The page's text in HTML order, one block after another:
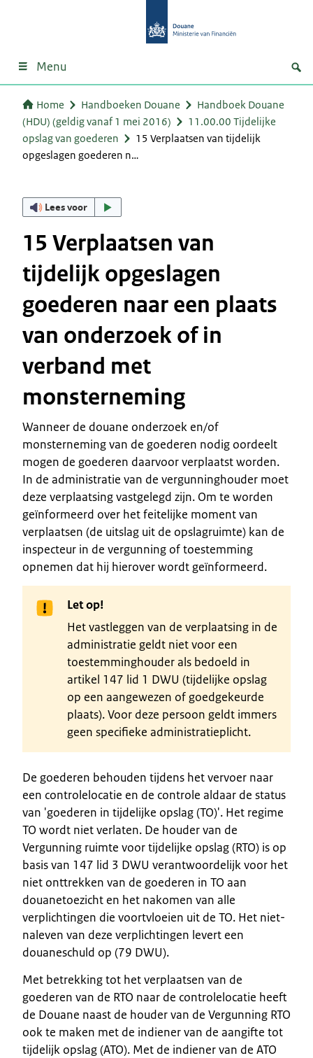
Menu
Home Handboeken Douane
Handboek Douane
(HDU) (geldig vanaf 1 mei 2016)
11.00.00 Tijdelijke
opslag van goederen
15 Verplaatsen van tijdelijk
opgeslagen goederen n…
Lees voor
15 Verplaatsen van
tijdelijk opgeslagen
goederen naar een plaats
van onderzoek of in
verband met
monsterneming
Wanneer de douane onderzoek en/of
monsterneming van de goederen nodig oordeelt
mogen de goederen daarvoor verplaatst worden.
In de administratie van de vergunninghouder moet
deze verplaatsing vastgelegd zijn. Om te worden
geïnformeerd over het feitelijke moment van
verplaatsen (de uitslag uit de opslagruimte) kan de
inspecteur in de vergunning of toestemming
opnemen dat hij hierover wordt geïnformeerd.
Let op!
Het vastleggen van de verplaatsing in de
administratie geldt niet voor een
toestemminghouder als bedoeld in
artikel 147 lid 1 DWU (tijdelijke opslag
op een aangewezen of goedgekeurde
plaats). Voor deze persoon geldt immers
geen specifieke administratieplicht.
De goederen behouden tijdens het vervoer naar
een controlelocatie en de controle aldaar de status
van 'goederen in tijdelijke opslag (TO)'. Het regime
TO wordt niet verlaten. De houder van de
Vergunning ruimte voor tijdelijke opslag (RTO) is op
basis van 147 lid 3 DWU verantwoordelijk voor het
niet onttrekken van de goederen in TO aan
douanetoezicht en het nakomen van alle
verplichtingen die voortvloeien uit de TO. Het niet-
naleven van deze verplichtingen levert een
douaneschuld op (79 DWU).
Met betrekking tot het verplaatsen van de
goederen van de RTO naar de controlelocatie heeft
de Douane naast de houder van de Vergunning RTO
ook te maken met de indiener van de aangifte tot
tijdelijk opslag (ATO). Met de indiener van de ATO